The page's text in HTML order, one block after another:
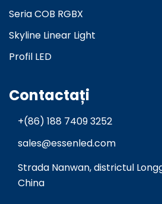
Seria COB RGBX
Skyline Linear Light
Profil LED
Contactați
+(86) 188 7409 3252
sales@essenled.com
Strada Nanwan, districtul
China